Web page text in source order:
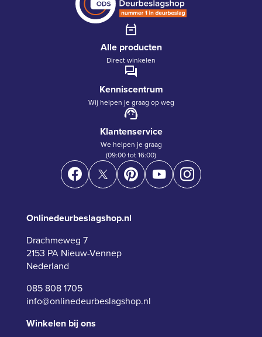
Alle producten
Direct winkelen
Kenniscentrum
Wij helpen je graag op weg
Klantenservice
We helpen je graag
(09:00 tot 16:00)
Onlinedeurbeslagshop.nl
Drachmeweg 7
2153 PA Nieuw-Vennep
Nederland
085 808 1705
info@onlinedeurbeslagshop.nl
Winkelen bij ons